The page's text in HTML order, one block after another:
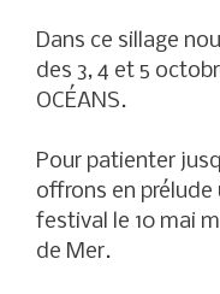
Dans ce sillage
des 3, 4 et 5
OCÉANS.
Pour patienter
offrons en prélude
festival le 10 mai
de Mer.